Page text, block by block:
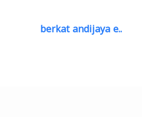
berkat andijaya e..